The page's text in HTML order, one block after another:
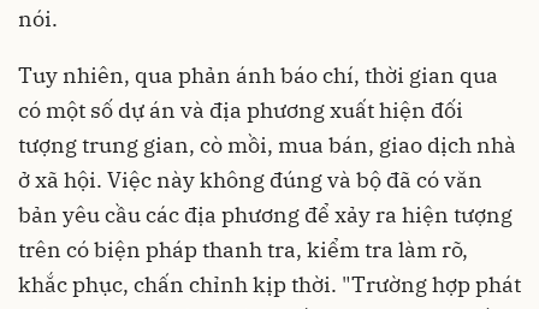
nói.
Tuy nhiên, qua phản ánh báo chí, thời gian qua
có một số dự án và địa phương xuất hiện đối
tượng trung gian, cò mồi, mua bán, giao dịch nhà
ở xã hội. Việc này không đúng và bộ đã có văn
bản yêu cầu các địa phương để xảy ra hiện tượng
trên có biện pháp thanh tra, kiểm tra làm rõ,
khắc phục, chấn chỉnh kịp thời. "Trường hợp phát